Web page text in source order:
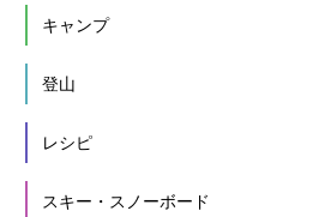
キャンプ
登山
レシピ
スキー・スノーボード